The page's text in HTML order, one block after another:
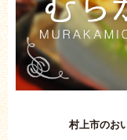
村上市のお